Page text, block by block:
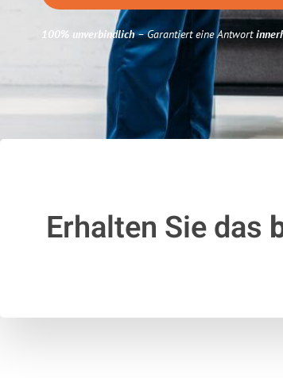
100% unverbindlich– Garantiert eine Antwort
Erhalten Sie das